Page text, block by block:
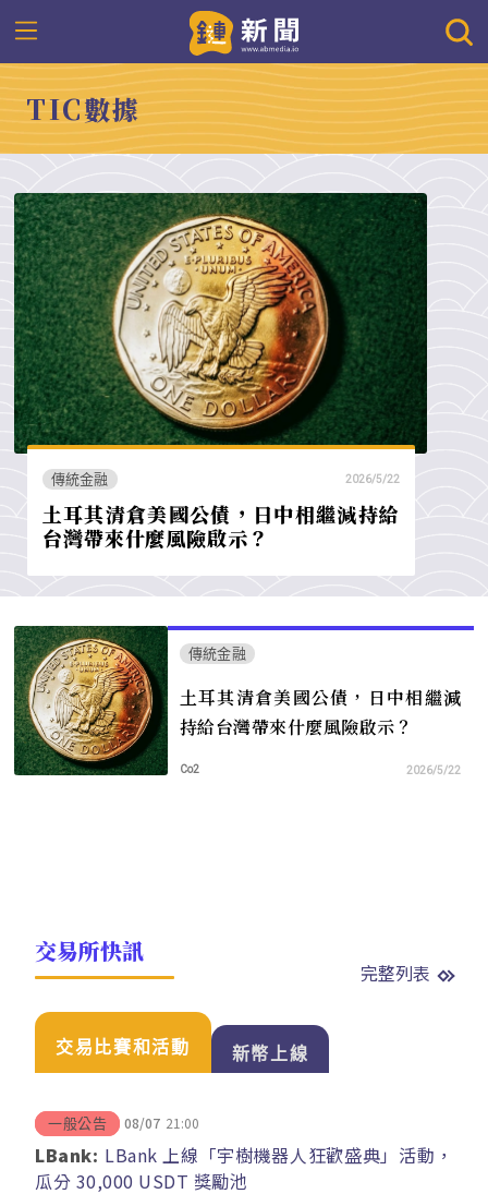
TIC數據
傳統金融 2026/5/22
土耳其清倉美國公債，日中相繼減持給
台灣帶來什麼風險啟示？
傳統金融
土耳其清倉美國公債，日中相繼減
持給台灣帶來什麼風險啟示？
Co2 2026/5/22
交易所快訊
完整列表
交易比賽和活動 新幣上線
一般公告 08/07 21:00
LBank: LBank 上線「宇樹機器人狂歡盛典」活動，
瓜分 30,000 USDT 獎勵池